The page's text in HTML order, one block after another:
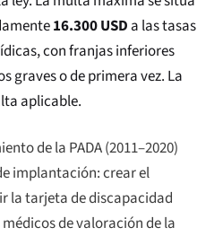
16.300 USD a las tasas
con franjas inferiores
graves o de primera vez. La
aplicable.
de la PADA (2011–2020)
implantación: crear el
la tarjeta de discapacidad
de valoración de la